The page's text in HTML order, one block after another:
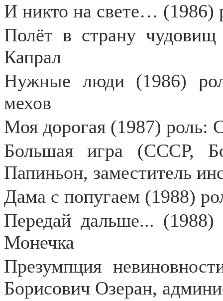
И никто на свете…
Полёт в страну чудовищ
Капрал
Нужные люди (1986)
мехов
Моя дорогая (1987) роль:
Большая игра (СССР,
Папиньон, заместитель
Дама с попугаем (1988)
Передай дальше...
Монечка
Презумпция
Борисович Озеран,